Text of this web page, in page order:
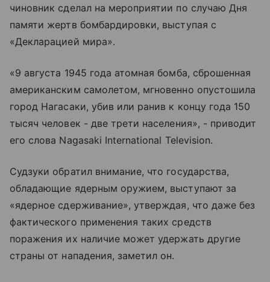
чиновник сделал на мероприятии по случаю Дня
памяти жертв бомбардировки, выступая с
«Декларацией мира».
«9 августа 1945 года атомная бомба, сброшенная
американским самолетом, мгновенно опустошила
город Нагасаки, убив или ранив к концу года 150
тысяч человек - две трети населения», - приводит
его слова Nagasaki International Television.
Судзуки обратил внимание, что государства,
обладающие ядерным оружием, выступают за
«ядерное сдерживание», утверждая, что даже без
фактического применения таких средств
поражения их наличие может удержать другие
страны от нападения, заметил он.